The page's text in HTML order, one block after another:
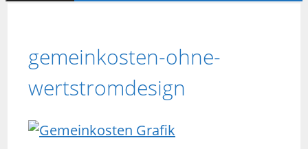
gemeinkosten-ohne-
wertstromdesign